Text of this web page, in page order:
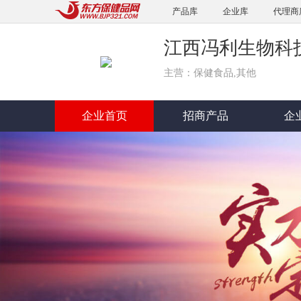
产品库 企业库 代理商
江西冯利生物科
主营：保健食品,其他
企业首页 招商产品 企